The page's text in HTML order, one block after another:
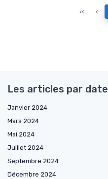
‹‹ ‹
Les articles par date
Janvier 2024
Mars 2024
Mai 2024
Juillet 2024
Septembre 2024
Décembre 2024